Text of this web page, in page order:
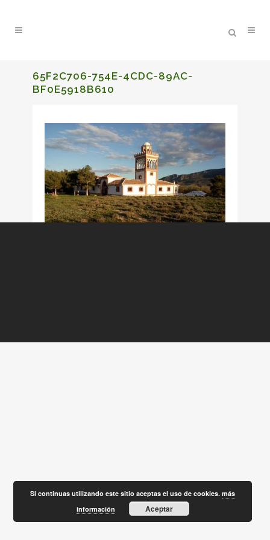
65F2C706-754E-4CDC-89AC-
BF0E5918B610
Si continuas utilizando este sitio aceptas el uso de cookies.más
información
Aceptar